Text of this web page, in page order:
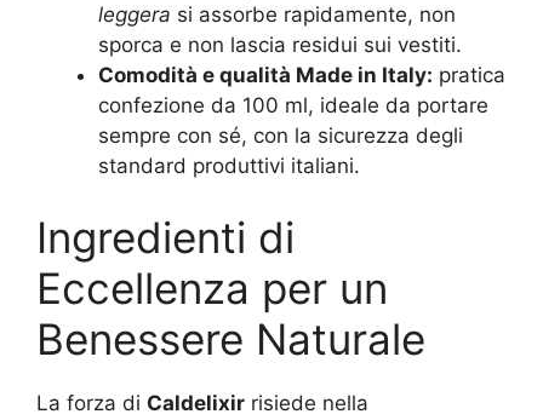
leggera si assorbe rapidamente, non
sporca e non lascia residui sui vestiti.
Comodità e qualità Made in Italy: pratica
confezione da 100 ml, ideale da portare
sempre con sé, con la sicurezza degli
standard produttivi italiani.
Ingredienti di
Eccellenza per un
Benessere Naturale
La forza di Caldelixir risiede nella